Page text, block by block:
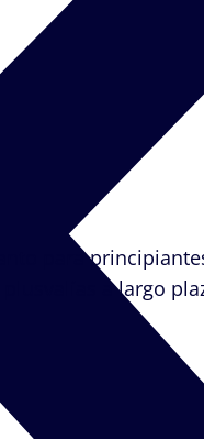
para
a largo